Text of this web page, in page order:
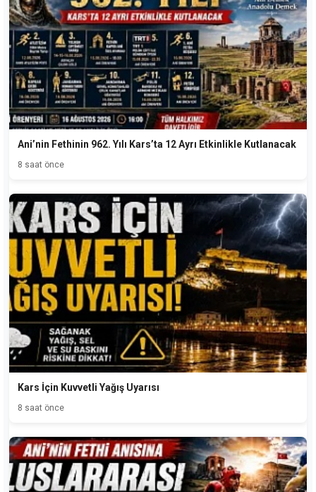
Ani’nin Fethinin 962. Yılı Kars’ta 12 Ayrı Etkinlikle Kutlanacak
8 saat önce
Kars İçin Kuvvetli Yağış Uyarısı
8 saat önce